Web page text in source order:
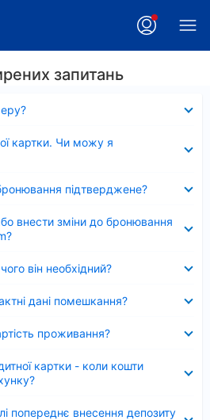
запитань
картки. Чи можу я
підтверджене?
внести зміни до бронювання
він необхідний?
дані помешкання?
проживання?
картки - коли кошти
попереднє внесення депозиту